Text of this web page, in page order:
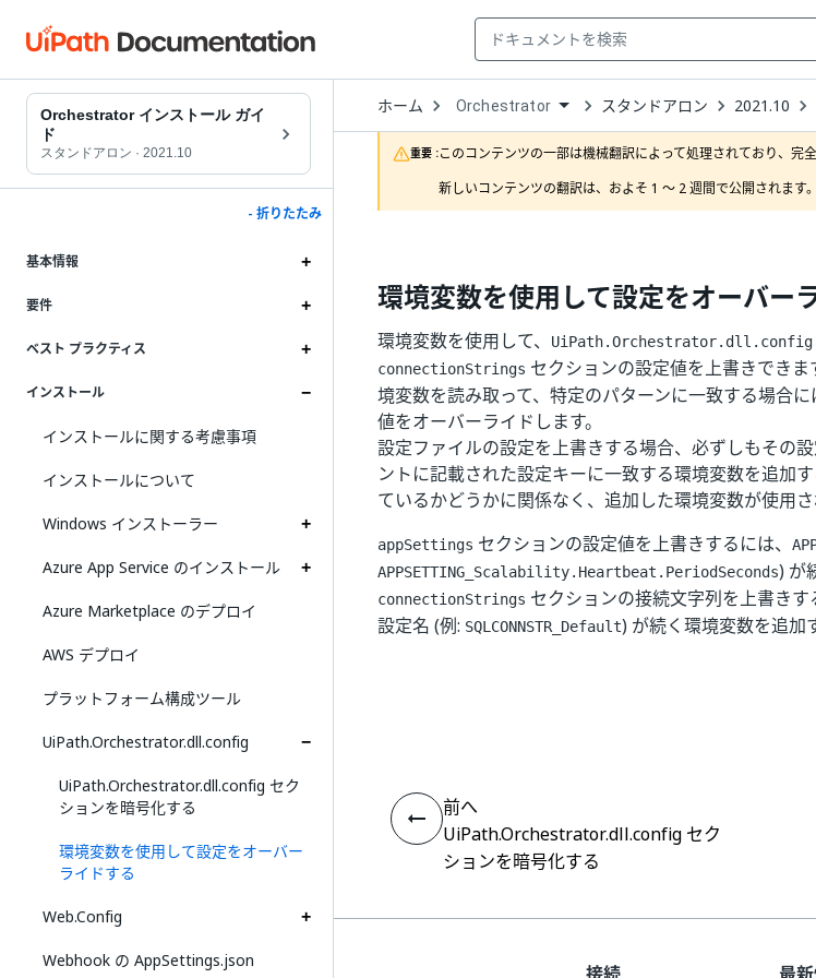
Orchestrator インストール ガイ
ド
スタンドアロン · 2021.10
- 折りたたみ
基本情報
要件
ベスト プラクティス
インストール
インストールに関する考慮事項
インストールについて
Windows インストーラー
Azure App Service のインストール
Azure Marketplace のデプロイ
AWS デプロイ
プラットフォーム構成ツール
UiPath.Orchestrator.dll.config
UiPath.Orchestrator.dll.config セク
ションを暗号化する
環境変数を使用して設定をオーバー
ライドする
Web.Config
Webhook の AppSettings.json
ホーム Open
Dropdown
to
choose
product
Orchestrator スタンドアロン 2021.10
重要 :このコンテンツの一部は機械翻訳によって処理されており、完
新しいコンテンツの翻訳は、およそ 1 ～ 2 週間で公開されます。
環境変数を使用して設定をオーバー
環境変数を使用して、 UiPath.Orchestrator.dll.config
connectionStrings セクションの設定値を上書きでき
境変数を読み取って、特定のパターンに一致する場合
値をオーバーライドします。
設定ファイルの設定を上書きする場合、必ずしもその
ントに記載された設定キーに一致する環境変数を追加
ているかどうかに関係なく、追加した環境変数が使用さ
appSettings セクションの設定値を上書きするには、
APPSETTING_Scalability.Heartbeat.PeriodSeconds) が
connectionStrings セクションの接続文字列を上書きす
設定名 (例: SQLCONNSTR_Default) が続く環境変数を追加
前へ
UiPath.Orchestrator.dll.config セク
ションを暗号化する